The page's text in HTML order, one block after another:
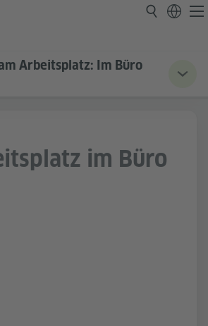
Arbeitsplatz: Im Büro
im Büro